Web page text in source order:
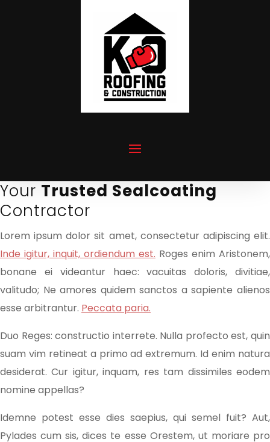
Your Trusted Sealcoating
Contractor
Lorem ipsum dolor sit amet, consectetur adipiscing elit.
Inde igitur, inquit, ordiendum est. Roges enim Aristonem,
bonane ei videantur haec: vacuitas doloris, divitiae,
valitudo; Ne amores quidem sanctos a sapiente alienos
esse arbitrantur. Peccata paria.
Duo Reges: constructio interrete. Nulla profecto est, quin
suam vim retineat a primo ad extremum. Id enim natura
desiderat. Cur igitur, inquam, res tam dissimiles eodem
nomine appellas?
Idemne potest esse dies saepius, qui semel fuit? Aut,
Pylades cum sis, dices te esse Orestem, ut moriare pro